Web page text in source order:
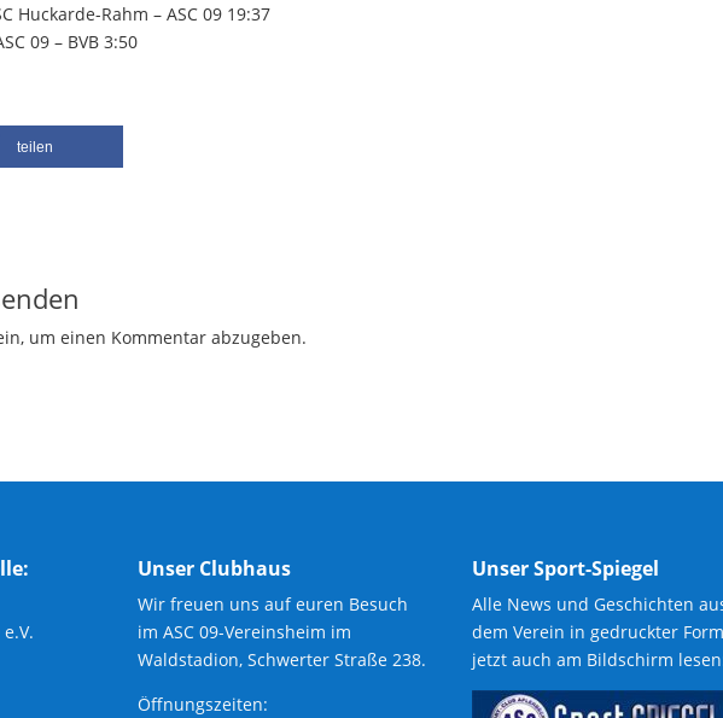
Huckarde-Rahm – ASC 09 19:37
09 – BVB 3:50
teilen
um einen Kommentar abzugeben.
Unser Clubhaus
Wir freuen uns auf euren Besuch
im ASC 09-Vereinsheim im
Waldstadion, Schwerter Straße 238.
Öffnungszeiten:
Unser Sport-Spiegel
Alle News und Geschichten
dem Verein in gedruckter
jetzt auch am Bildschirm